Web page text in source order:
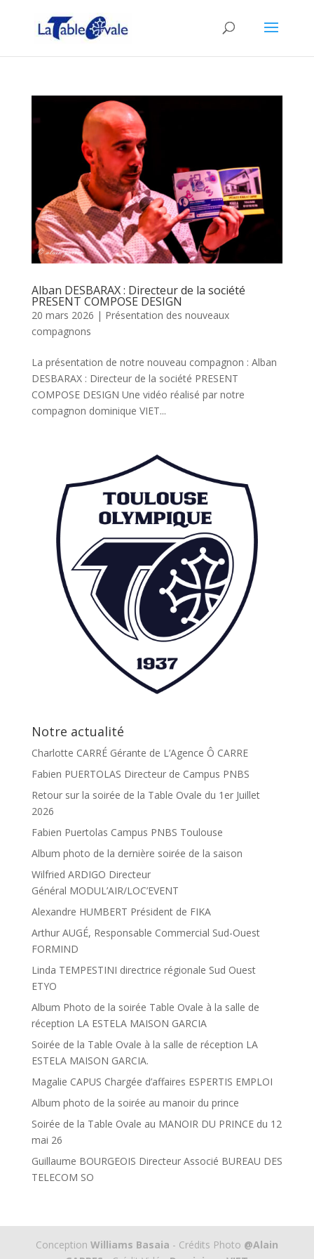
Alban DESBARAX : Directeur de la société
PRESENT COMPOSE DESIGN
20 mars 2026 | Présentation des nouveaux
compagnons
La présentation de notre nouveau compagnon : Alban
DESBARAX : Directeur de la société PRESENT
COMPOSE DESIGN Une vidéo réalisé par notre
compagnon dominique VIET...
Notre actualité
Charlotte CARRÉ Gérante de L’Agence Ô CARRE
Fabien PUERTOLAS Directeur de Campus PNBS
Retour sur la soirée de la Table Ovale du 1er Juillet
2026
Fabien Puertolas Campus PNBS Toulouse
Album photo de la dernière soirée de la saison
Wilfried ARDIGO Directeur
Général MODUL’AIR/LOC’EVENT
Alexandre HUMBERT Président de FIKA
Arthur AUGÉ, Responsable Commercial Sud-Ouest
FORMIND
Linda TEMPESTINI directrice régionale Sud Ouest
ETYO
Album Photo de la soirée Table Ovale à la salle de
réception LA ESTELA MAISON GARCIA
Soirée de la Table Ovale à la salle de réception LA
ESTELA MAISON GARCIA.
Magalie CAPUS Chargée d’affaires ESPERTIS EMPLOI
Album photo de la soirée au manoir du prince
Soirée de la Table Ovale au MANOIR DU PRINCE du 12
mai 26
Guillaume BOURGEOIS Directeur Associé BUREAU DES
TELECOM SO
Conception Williams Basaia - Crédits Photo @Alain